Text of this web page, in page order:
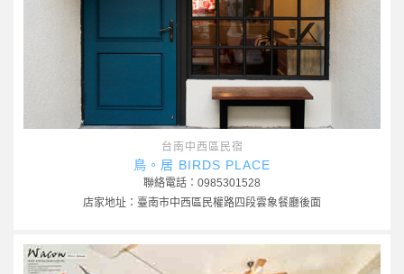
台南中西區民宿
鳥。居 BIRDS PLACE
聯絡電話：0985301528
店家地址：臺南市中西區民權路四段雲象餐廳後面